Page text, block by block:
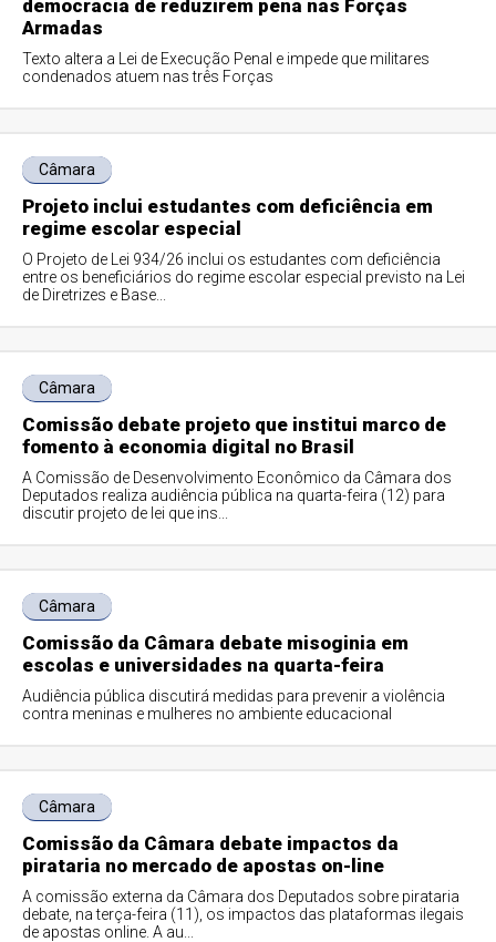
democracia de reduzirem pena nas Forças
Armadas
Texto altera a Lei de Execução Penal e impede que militares
condenados atuem nas três Forças
Câmara
Projeto inclui estudantes com deficiência em
regime escolar especial
O Projeto de Lei 934/26 inclui os estudantes com deficiência
entre os beneficiários do regime escolar especial previsto na Lei
de Diretrizes e Base...
Câmara
Comissão debate projeto que institui marco de
fomento à economia digital no Brasil
A Comissão de Desenvolvimento Econômico da Câmara dos
Deputados realiza audiência pública na quarta-feira (12) para
discutir projeto de lei que ins...
Câmara
Comissão da Câmara debate misoginia em
escolas e universidades na quarta-feira
Audiência pública discutirá medidas para prevenir a violência
contra meninas e mulheres no ambiente educacional
Câmara
Comissão da Câmara debate impactos da
pirataria no mercado de apostas on-line
A comissão externa da Câmara dos Deputados sobre pirataria
debate, na terça-feira (11), os impactos das plataformas ilegais
de apostas online. A au...